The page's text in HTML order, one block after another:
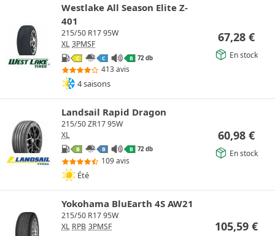
Westlake All Season Elite Z-
401
215/50 R17 95W
XL 3PMSF
C C B 72 db
413 avis
4 saisons
67,28 €
En stock
Landsail Rapid Dragon
215/50 ZR17 95W
XL
B B B 72 db
109 avis
Été
60,98 €
En stock
Yokohama BluEarth 4S AW21
215/50 R17 95W
XL RPB 3PMSF 105,59 €